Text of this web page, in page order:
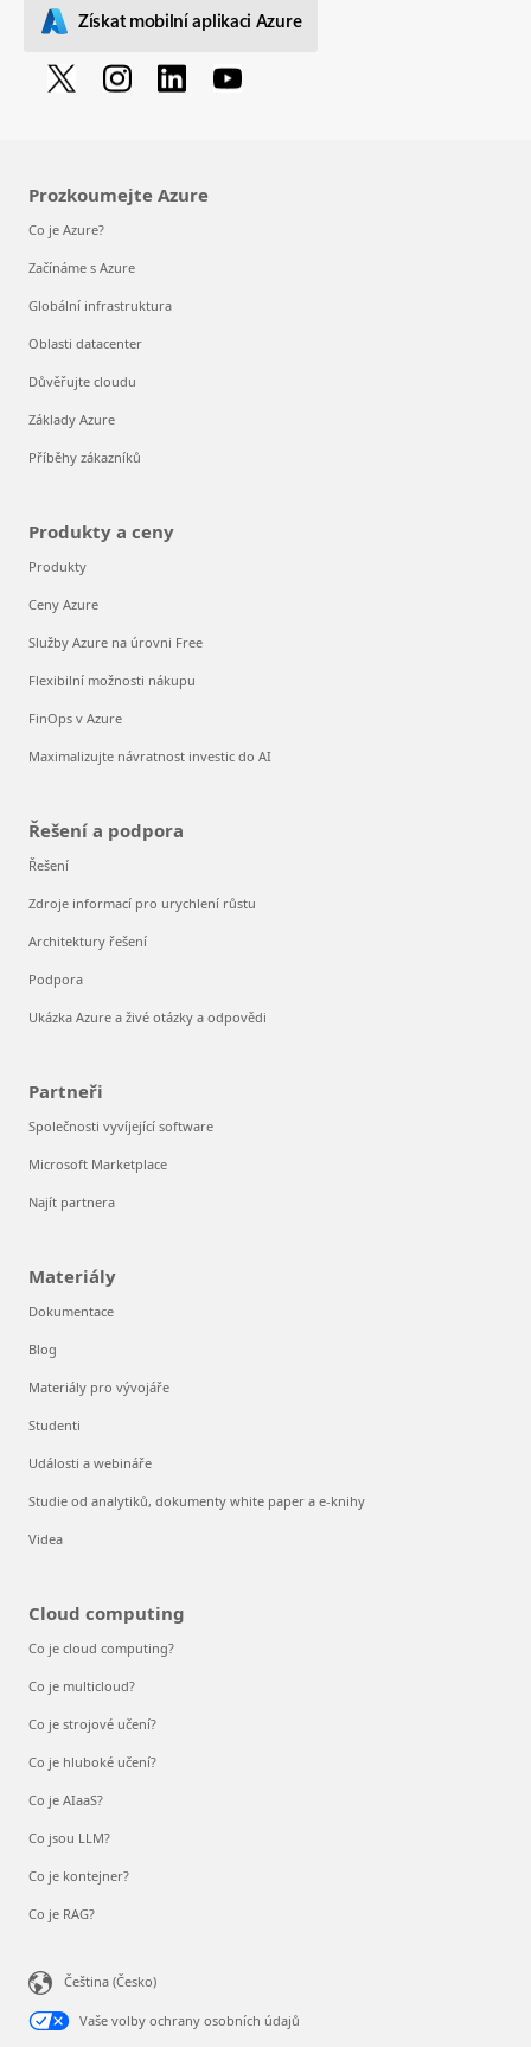
Získat mobilní aplikaci Azure
Prozkoumejte Azure
Co je Azure?
Začínáme s Azure
Globální infrastruktura
Oblasti datacenter
Důvěřujte cloudu
Základy Azure
Příběhy zákazníků
Produkty a ceny
Produkty
Ceny Azure
Služby Azure na úrovni Free
Flexibilní možnosti nákupu
FinOps v Azure
Maximalizujte návratnost investic do AI
Řešení a podpora
Řešení
Zdroje informací pro urychlení růstu
Architektury řešení
Podpora
Ukázka Azure a živé otázky a odpovědi
Partneři
Společnosti vyvíjející software
Microsoft Marketplace
Najít partnera
Materiály
Dokumentace
Blog
Materiály pro vývojáře
Studenti
Události a webináře
Studie od analytiků, dokumenty white paper a e-knihy
Videa
Cloud computing
Co je cloud computing?
Co je multicloud?
Co je strojové učení?
Co je hluboké učení?
Co je AIaaS?
Co jsou LLM?
Co je kontejner?
Co je RAG?
Čeština (Česko)
Vaše volby ochrany osobních údajů